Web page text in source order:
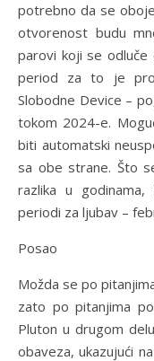
potrebno da se
otvorenost budu
parovi koji se odluče
period za to je
Slobodne Device –
tokom 2024-e.
biti automatski
sa obe strane. Što
razlika u
periodi za ljubav –
Posao
Možda se po
zato po pitanjima
Pluton u drugom
obaveza, ukazujući